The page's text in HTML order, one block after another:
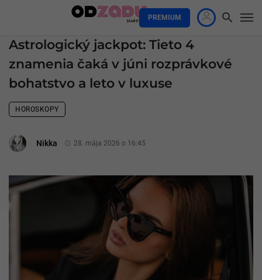
PREMIUM
Astrologický jackpot: Tieto 4
znamenia čaká v júni rozprávkové
bohatstvo a leto v luxuse
HOROSKOPY
Nikka 28. mája 2026 o 16:45